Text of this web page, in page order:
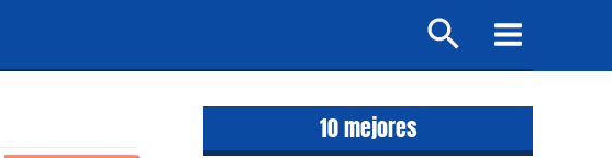
Buscar
Main
Menu
10 mejores